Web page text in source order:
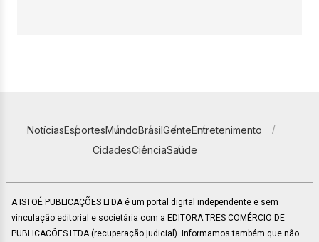
NotíciasEsportesMundoBrasilGenteEntretenimento
CidadesCiênciaSaúde
A ISTOÉ PUBLICAÇÕES LTDA é um portal digital independente e sem
vinculação editorial e societária com a EDITORA TRES COMÉRCIO DE
PUBLICACÕES LTDA (recuperação judicial). Informamos também que não